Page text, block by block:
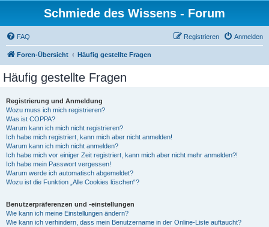
Schmiede des Wissens - Forum
FAQ Anmelden
Registrieren
Foren-Übersicht Häufig gestellte Fragen
Häufig gestellte Fragen
Registrierung und Anmeldung
Wozu muss ich mich registrieren?
Was ist COPPA?
Warum kann ich mich nicht registrieren?
Ich habe mich registriert, kann mich aber nicht anmelden!
Warum kann ich mich nicht anmelden?
Ich habe mich vor einiger Zeit registriert, kann mich aber nicht mehr anmelden?!
Ich habe mein Passwort vergessen!
Warum werde ich automatisch abgemeldet?
Wozu ist die Funktion „Alle Cookies löschen“?
Benutzerpräferenzen und -einstellungen
Wie kann ich meine Einstellungen ändern?
Wie kann ich verhindern, dass mein Benutzername in der Online-Liste auftaucht?